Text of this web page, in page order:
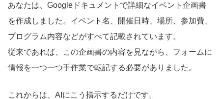
あなたは、Googleドキュメントで詳細なイベント企画書
を作成しました。イベント名、開催日時、場所、参加費、
プログラム内容などがすべて記載されています。
従来であれば、この企画書の内容を見ながら、フォームに
情報を一つ一つ手作業で転記する必要がありました。
これからは、AIにこう指示するだけです。